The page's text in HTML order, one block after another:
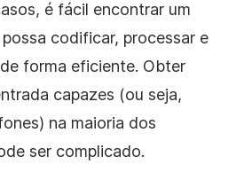
é fácil encontrar um
codificar, processar e
forma eficiente. Obter
capazes (ou seja,
na maioria dos
ser complicado.